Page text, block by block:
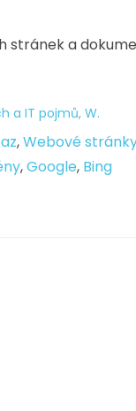
stránek a
a IT pojmů, W.
,Webové
,Google, Bing